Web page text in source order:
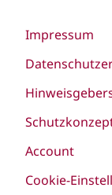
Impressum
Account
Cookie-